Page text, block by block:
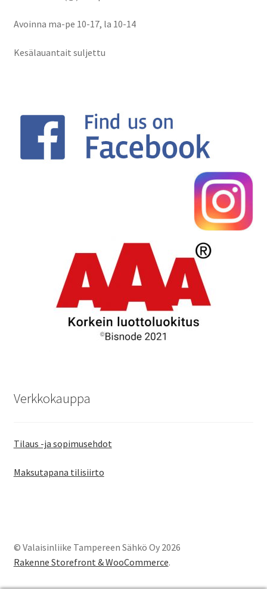
Avoinna ma-pe 10-17, la 10-14
Kesälauantait suljettu
Verkkokauppa
Tilaus -ja sopimusehdot
Maksutapana tilisiirto
© Valaisinliike Tampereen Sähkö Oy 2026
Rakenne Storefront & WooCommerce.